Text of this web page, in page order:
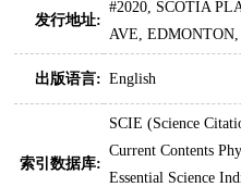
发行地址:
#2020, SCOTIA
AVE,
出版语言: English
索引数据库:
SCIE (Science
Current Contents
Essential Science